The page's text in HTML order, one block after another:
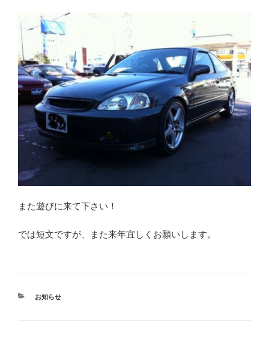
また遊びに来て下さい！
では短文ですが、また来年宜しくお願いします。
カ
お知らせ